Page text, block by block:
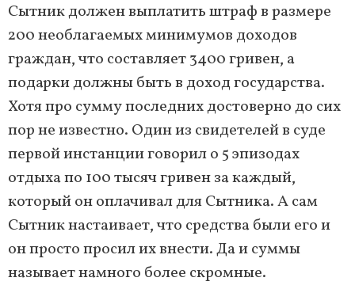
Сытник должен выплатить штраф в размере
200 необлагаемых минимумов доходов
граждан, что составляет 3400 гривен, а
подарки должны быть в доход государства.
Хотя про сумму последних достоверно до сих
пор не известно. Один из свидетелей в суде
первой инстанции говорил о 5 эпизодах
отдыха по 100 тысяч гривен за каждый,
который он оплачивал для Сытника. А сам
Сытник настаивает, что средства были его и
он просто просил их внести. Да и суммы
называет намного более скромные.